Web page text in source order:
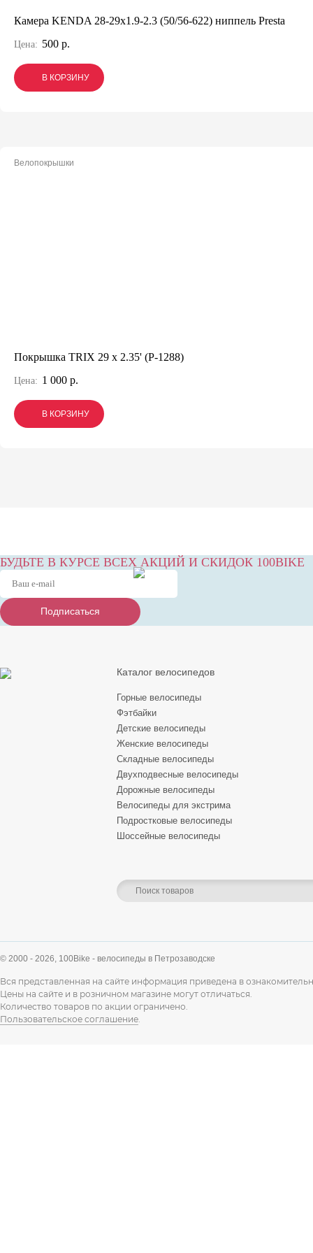
Камера KENDA 28-29x1.9-2.3 (50/56-622) ниппель Presta
Цена: 500 р.
В КОРЗИНУ
В КОРЗИНУ
В КОРЗИНУ
Велопокрышки
Покрышка TRIX 29 x 2.35' (P-1288)
Цена: 1 000 р.
В КОРЗИНУ
В КОРЗИНУ
В КОРЗИНУ
БУДЬТЕ В КУРСЕ ВСЕХ АКЦИЙ И СКИДОК 100BIKE
Подписаться
Подписаться
Подписаться
Каталог велосипедов
Горные велосипеды
Фэтбайки
Детские велосипеды
Женские велосипеды
Складные велосипеды
Двухподвесные велосипеды
Дорожные велосипеды
Велосипеды для экстрима
Подростковые велосипеды
Шоссейные велосипеды
© 2000 - 2026, 100Bike - велосипеды в Петрозаводске
Вся представленная на сайте информация приведена в
Цены на сайте и в розничном магазине могут отличаться.
Количество товаров по акции ограничено.
Пользовательское соглашение.